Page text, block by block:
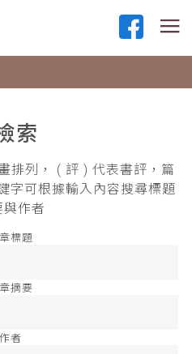
索
排列， ( 評 ) 代表書評，篇
字可根據輸入內容搜尋標題
與作者
標題
摘要
作者